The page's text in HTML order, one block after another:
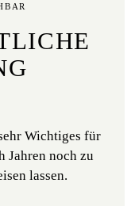
Wichtiges für
Jahren noch zu
lassen.